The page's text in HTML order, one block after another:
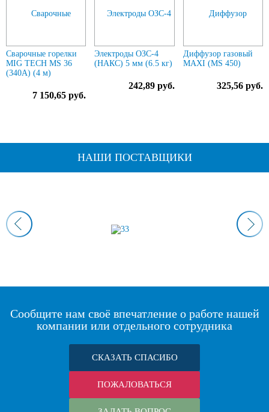
Сварочные горелки
MIG TECH MS 36
(340A) (4 м)
7 150,65 руб.
Электроды ОЗС-4
(НАКС) 5 мм (6.5 кг)
242,89 руб.
Диффузор газовый
MAXI (MS 450)
325,56 руб.
НАШИ ПОСТАВЩИКИ
Сообщите нам своё впечатление о работе нашей
компании или отдельного сотрудника
СКАЗАТЬ СПАСИБО
ПОЖАЛОВАТЬСЯ